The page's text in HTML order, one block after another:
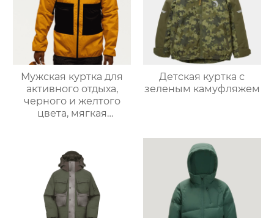
Мужская куртка для
активного отдыха,
черного и желтого
цвета, мягкая
Детская куртка с
зеленым камуфляжем